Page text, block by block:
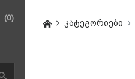
(0)
კატეგორიები